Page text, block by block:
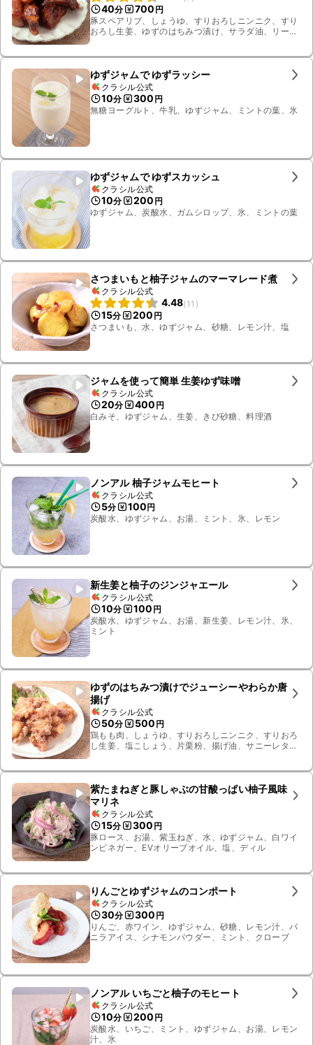
40分 700 円
豚スペアリブ、しょうゆ、すりおろしニンニク、すり
おろし生姜、ゆずのはちみつ漬け、サラダ油、リーフ
ゆずジャムで ゆずラッシー
クラシル公式
10分 300 円
無糖ヨーグルト、牛乳、ゆずジャム、ミントの葉、氷
ゆずジャムで ゆずスカッシュ
クラシル公式
10分 200 円
ゆずジャム、炭酸水、ガムシロップ、氷、ミントの葉
さつまいもと柚子ジャムのマーマレード煮
クラシル公式
4.48(11 )
15分 200 円
さつまいも、水、ゆずジャム、砂糖、レモン汁、塩
ジャムを使って簡単 生姜ゆず味噌
クラシル公式
20分 400 円
白みそ、ゆずジャム、生姜、きび砂糖、料理酒
ノンアル 柚子ジャムモヒート
クラシル公式
5分 100円
炭酸水、ゆずジャム、お湯、ミント、氷、レモン
新生姜と柚子のジンジャエール
クラシル公式
10分 100 円
炭酸水、ゆずジャム、お湯、新生姜、レモン汁、氷、
ミント
ゆずのはちみつ漬けでジューシーやわらか唐
揚げ
クラシル公式
50分 500 円
鶏もも肉、しょうゆ、すりおろしニンニク、すりおろ
し生姜、塩こしょう、片栗粉、揚げ油、サニーレタ
紫たまねぎと豚しゃぶの甘酸っぱい柚子風味
マリネ
クラシル公式
15分 300 円
豚ロース、お湯、紫玉ねぎ、水、ゆずジャム、白ワイ
ンビネガー、EVオリーブオイル、塩、ディル
りんごとゆずジャムのコンポート
クラシル公式
30分 300 円
りんご、赤ワイン、ゆずジャム、砂糖、レモン汁、バ
ニラアイス、シナモンパウダー、ミント、クローブ
ノンアル いちごと柚子のモヒート
クラシル公式
10分 200 円
炭酸水、いちご、ミント、ゆずジャム、お湯、レモン
汁、氷